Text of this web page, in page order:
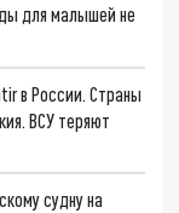
для малышей не
в России. Страны
ВСУ теряют
судну на